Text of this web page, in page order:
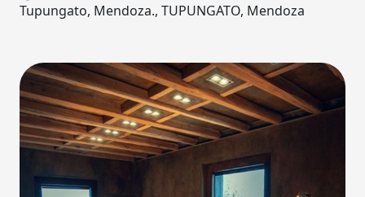
Tupungato, Mendoza., TUPUNGATO, Mendoza